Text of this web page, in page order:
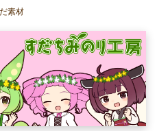
素材